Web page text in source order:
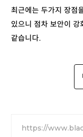
최근에는 두가지 장점
있으니 점차 보안이
같습니다.
https://